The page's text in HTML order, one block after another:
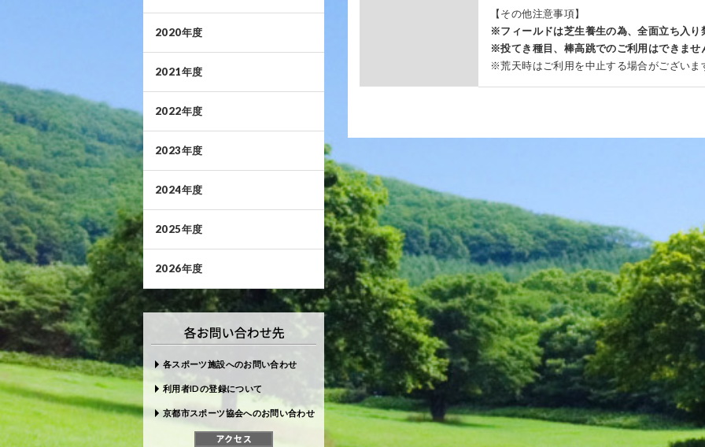
【その他注意事項】
※フィールドは芝生養生の為、全面立ち入り
※投てき種目、棒高跳でのご利用はできませ
※荒天時はご利用を中止する場合がございま
2020年度
2021年度
2022年度
2023年度
2024年度
2025年度
2026年度
各スポーツ施設へのお問い合わせ
利用者IDの登録について
京都市スポーツ協会へのお問い合わせ